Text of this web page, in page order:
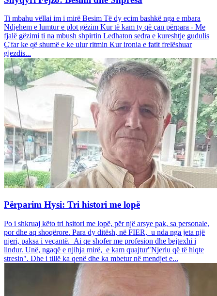
Ti mbahu vëllai im i mirë Besim Të dy ecim bashkë nga e mbara
Ndjehem e lumtur e plot gëzim Kur të kam ty që çan përpara - Me
fjalë gëzimi ti na mbush shpirtin Ledhaton sedra e kureshtje gudulis
Ç'far ke që shumë e ke ulur ritmin Kur ironia e fatit frelëshuar
gjezdis...
Përparim Hysi: Tri histori me lopë
Po i shkruaj këto tri hsitori me lopë, për një arsye pak, sa personale,
por dhe aq shoqërore. Para dy ditësh, në FIER, u nda nga jeta një
njeri, paksa i veçantë. Ai qe shofer me profesion dhe bejtexhi i
lindur. Unë, ngaqë e njihja mirë, e kam quajtur"Njeriu që të hiqte
stresin". Dhe i tillë ka qenë dhe ka mbetur në mendjet e...